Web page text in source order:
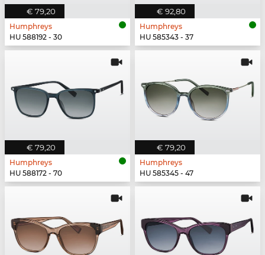
€ 79,20
Humphreys
HU 588192 - 30
€ 92,80
Humphreys
HU 585343 - 37
€ 79,20
Humphreys
HU 588172 - 70
€ 79,20
Humphreys
HU 585345 - 47